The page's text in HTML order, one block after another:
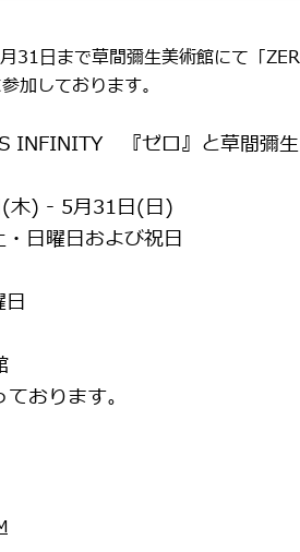
31日まで草間彌生美術館にて「
加しております。
INFINITY 『ゼロ』と草間彌生
木) - 5月31日(日)
日曜日および祝日
おります。